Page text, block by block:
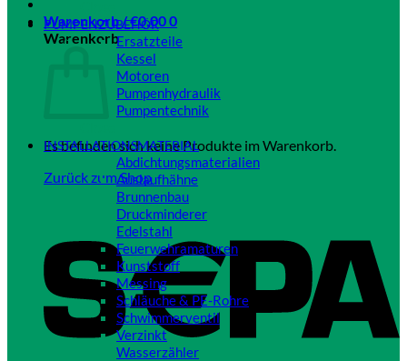
Warenkorb /€0,000
Warenkorb
Es befinden sich keine Produkte im Warenkorb.
Zurück zum Shop
PUMPENZUBEHÖR
Ersatzteile
Kessel
Motoren
Pumpenhydraulik
Pumpentechnik
INSTALLATIONSMATERIAL
Abdichtungsmaterialien
Auslaufhähne
Brunnenbau
Druckminderer
Edelstahl
Feuerwehramaturen
Kunststoff
Messing
Schläuche & PE-Rohre
Schwimmerventil
Verzinkt
Wasserzähler